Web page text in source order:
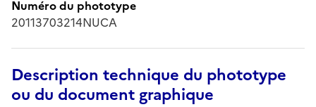
Numéro du phototype
20113703214NUCA
Description technique du phototype
ou du document graphique